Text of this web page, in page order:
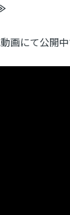
画にて公開中